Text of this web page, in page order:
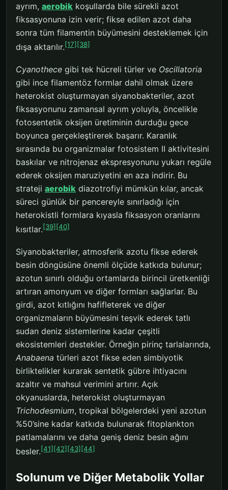
ayrım, aerobik koşullarda bile sürekli azot
fiksasyonuna izin verir; fikse edilen azot daha
sonra tüm filamentin büyümesini desteklemek için
dışa aktarılır.[17] [38]
Cyanothece gibi tek hücreli türler ve Oscillatoria
gibi ince filamentöz formlar dahil olmak üzere
heterokist oluşturmayan siyanobakteriler, azot
fiksasyonunu zamansal ayrım yoluyla, öncelikle
fotosentetik oksijen üretiminin durduğu gece
boyunca gerçekleştirerek başarır. Karanlık
sırasında bu organizmalar fotosistem II aktivitesini
baskılar ve nitrojenaz ekspresyonunu yukarı regüle
ederek oksijen maruziyetini en aza indirir. Bu
strateji aerobik diazotrofiyi mümkün kılar, ancak
süreci günlük bir pencereyle sınırladığı için
heterokistli formlara kıyasla fiksasyon oranlarını
kısıtlar.[39] [40]
Siyanobakteriler, atmosferik azotu fikse ederek
besin döngüsüne önemli ölçüde katkıda bulunur;
azotun sınırlı olduğu ortamlarda birincil üretkenliği
artıran amonyum ve diğer formları sağlarlar. Bu
girdi, azot kıtlığını hafifleterek ve diğer
organizmaların büyümesini teşvik ederek tatlı
sudan deniz sistemlerine kadar çeşitli
ekosistemleri destekler. Örneğin pirinç tarlalarında,
Anabaena türleri azot fikse eden simbiyotik
birliktelikler kurarak sentetik gübre ihtiyacını
azaltır ve mahsul verimini artırır. Açık
okyanuslarda, heterokist oluşturmayan
Trichodesmium, tropikal bölgelerdeki yeni azotun
%50’sine kadar katkıda bulunarak fitoplankton
patlamalarını ve daha geniş deniz besin ağını
besler.[41] [42] [43] [44]
Solunum ve Diğer Metabolik Yollar